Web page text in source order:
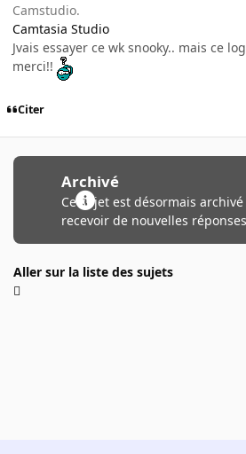
Camstudio.
Camtasia Studio
Jvais essayer ce wk snooky.. mais ce
merci!!
Citer
Archivé
Ce sujet est désormais
recevoir de nouvelles
Aller sur la liste des sujets